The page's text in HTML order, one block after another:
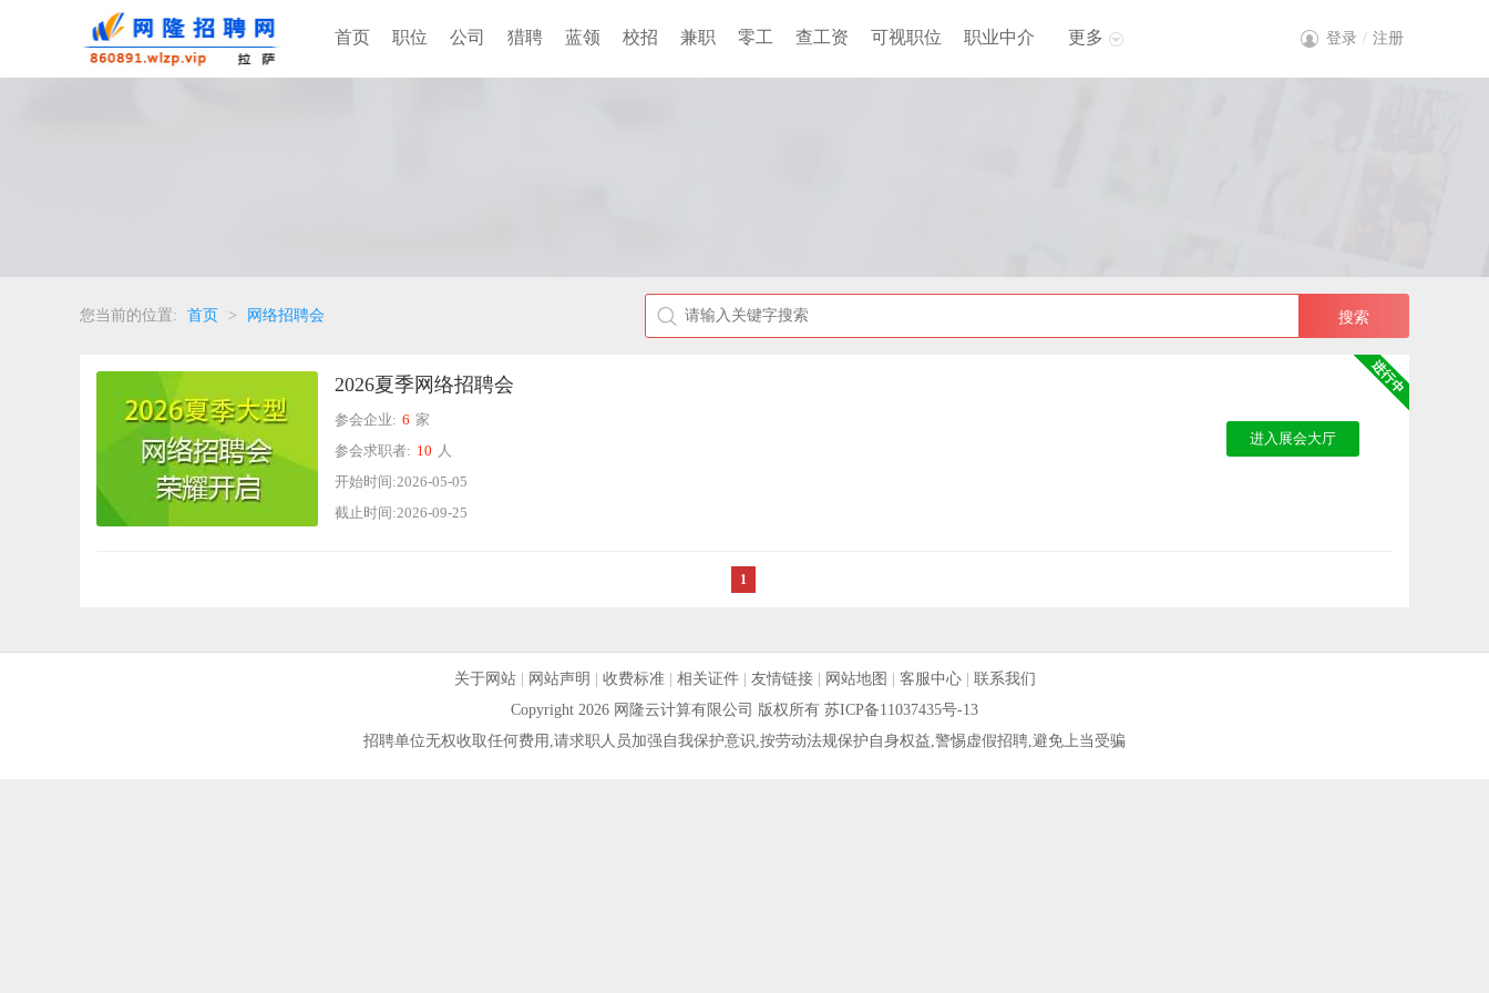
首页 职位 公司 猎聘 蓝领 校招 兼职 零工 查工资 可视职位 职业中介 更多 登录 / 注册
您当前的位置: 首页 > 网络招聘会
2026夏季网络招聘会
参会企业: 6 家
参会求职者: 10 人
开始时间:2026-05-05
截止时间:2026-09-25
进入展会大厅
1
关于网站| 网站声明 收费标准| 相关证件| 友情链接| 网站地图 客服中心| 联系我们
Copyright 2026 网隆云计算有限公司 版权所有 苏ICP备11037435号-13
招聘单位无权收取任何费用,请求职人员加强自我保护意识,按劳动法规保护自身权益,警惕虚假招聘,避免上当受骗